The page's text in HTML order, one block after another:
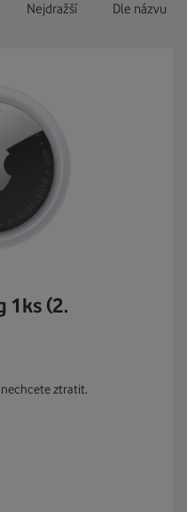
Nejdražší Dle názvu
1ks (2.
ztratit.